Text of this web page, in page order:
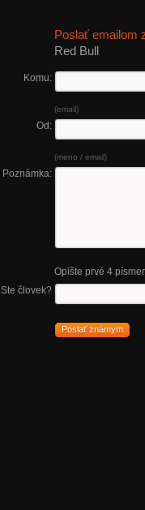
Poslať emailom
Red Bull
Komu:
(email)
Od:
(meno / email)
Poznámka:
Opíšte prvé 4
Ste človek?
Poslať známym